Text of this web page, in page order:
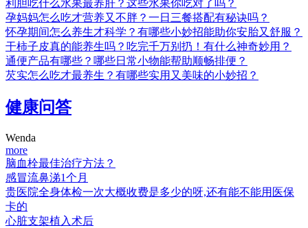
利胆吃什么水果最养肝？这些水果你吃对了吗？
孕妈妈怎么吃才营养又不胖？一日三餐搭配有秘诀吗？
怀孕期间怎么养生才科学？有哪些小妙招能助你安胎又舒服？
干柿子皮真的能养生吗？吃完千万别扔！有什么神奇妙用？
通便产品有哪些？哪些日常小物能帮助顺畅排便？
芡实怎么吃才最养生？有哪些实用又美味的小妙招？
健康问答
Wenda
more
脑血栓最佳治疗方法？
感冒流鼻涕1个月
贵医院全身体检一次大概收费是多少的呀,还有能不能用医保
卡的
心脏支架植入术后